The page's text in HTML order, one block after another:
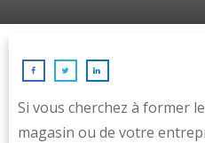
Si vous cherchez à former
magasin ou de votre